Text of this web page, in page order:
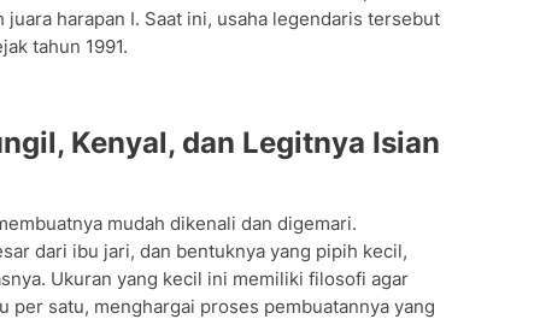
harapan I. Saat ini, usaha legendaris tersebut
tahun 1991.
Kenyal, dan Legitnya Isian
mudah dikenali dan digemari.
dari ibu jari, dan bentuknya yang pipih kecil,
Ukuran yang kecil ini memiliki filosofi agar
per satu, menghargai proses pembuatannya yang